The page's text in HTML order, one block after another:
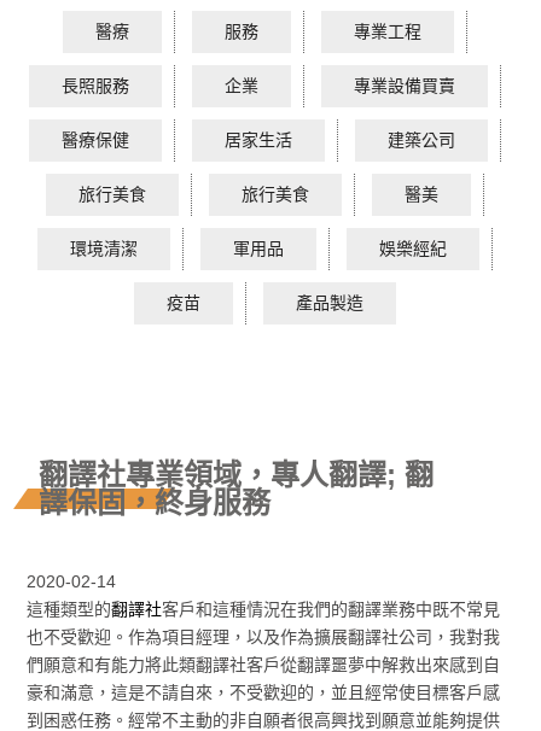
醫療 服務 專業工程
長照服務 企業 專業設備買賣
醫療保健 居家生活 建築公司
旅行美食 旅行美食 醫美
環境清潔 軍用品 娛樂經紀
疫苗 產品製造
翻譯社專業領域，專人翻譯; 翻
譯保固，終身服務
2020-02-14
這種類型的翻譯社客戶和這種情況在我們的翻譯業務中既不常見
也不受歡迎。作為項目經理，以及作為擴展翻譯社公司，我對我
們願意和有能力將此類翻譯社客戶從翻譯噩夢中解救出來感到自
豪和滿意，這是不請自來，不受歡迎的，並且經常使目標客戶感
到困惑任務。經常不主動的非自願者很高興找到願意並能夠提供